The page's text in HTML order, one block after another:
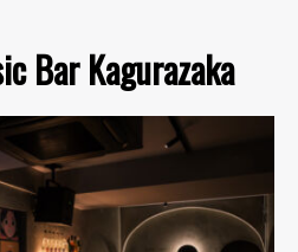
Bar Kagurazaka